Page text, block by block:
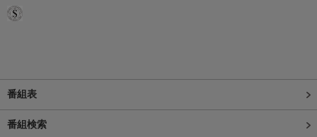
番組表
番組検索